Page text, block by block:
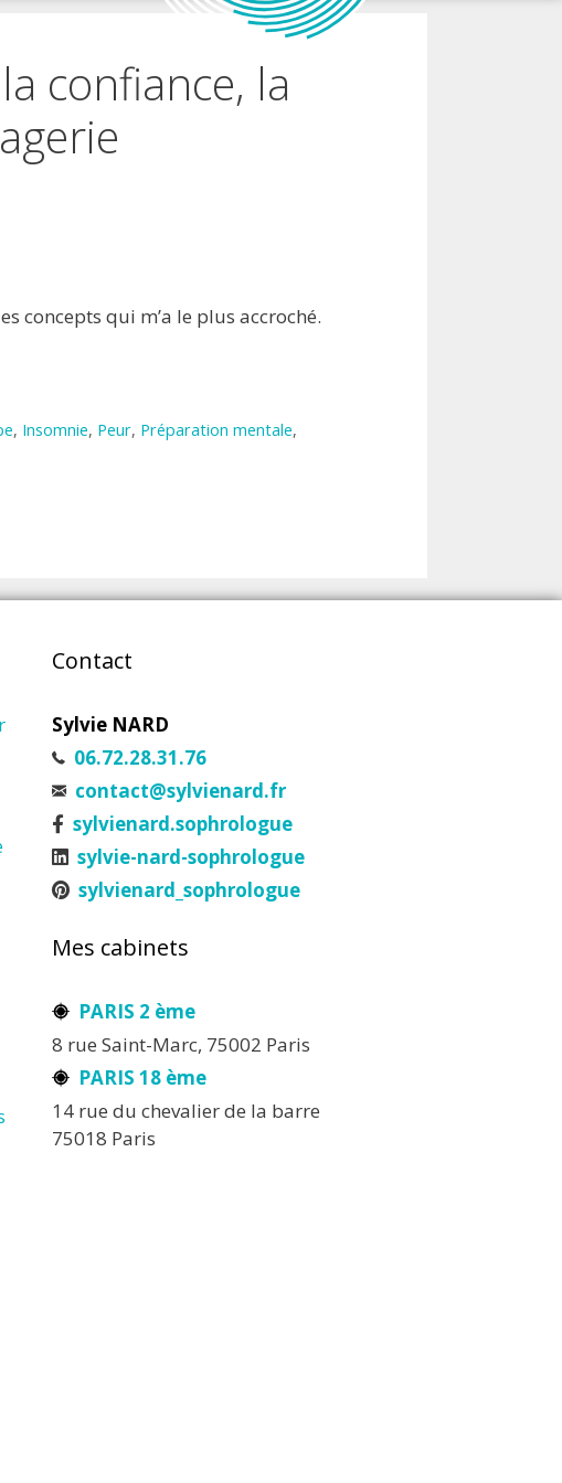
confiance, la
concepts qui m’a le plus accroché.
, Insomnie, Peur, Préparation mentale,
Contact
Sylvie NARD
06.72.28.31.76
contact@sylvienard.fr
sylvienard.sophrologue
sylvie-nard-sophrologue
sylvienard_sophrologue
Mes cabinets
PARIS 2 ème
8 rue Saint-Marc, 75002 Paris
PARIS 18 ème
14 rue du chevalier de la barre
75018 Paris